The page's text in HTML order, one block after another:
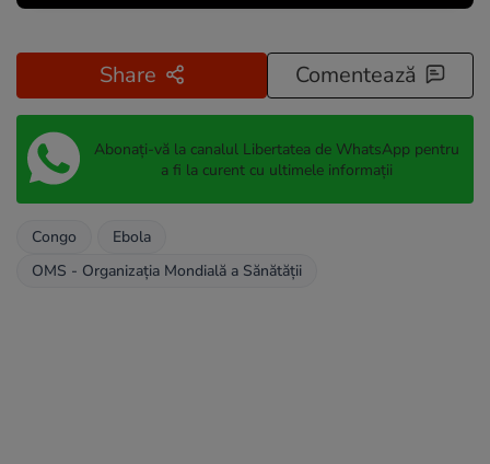
Share Comentează
Abonați-vă la canalul Libertatea de WhatsApp pentru
a fi la curent cu ultimele informații
Congo
Ebola
OMS - Organizația Mondială a Sănătății